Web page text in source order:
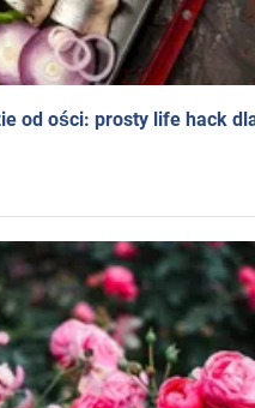
od ości: prosty life hack